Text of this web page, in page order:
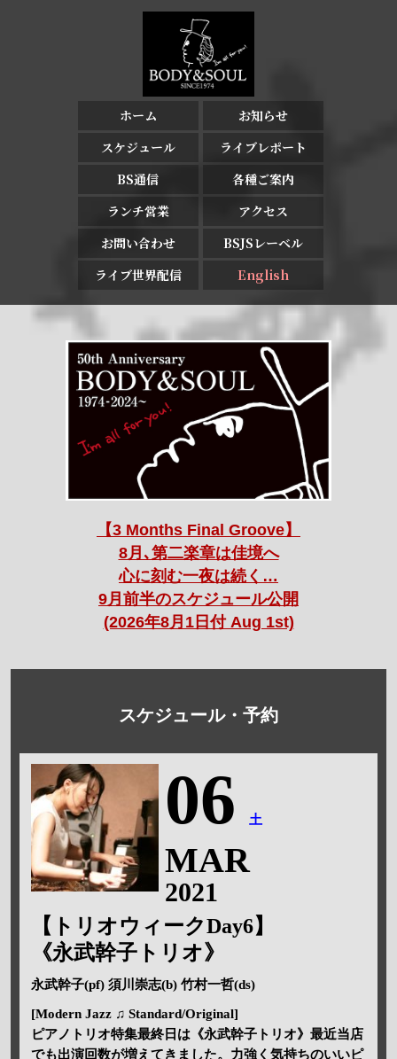
ホーム
お知らせ
スケジュール
ライブレポート
BS通信
各種ご案内
ランチ営業
アクセス
お問い合わせ
BSJSレーベル
ライブ世界配信
English
【3 Months Final Groove】
8月､第二楽章は佳境へ
心に刻む一夜は続く…
9月前半のスケジュール公開
(2026年8月1日付 Aug 1st)
スケジュール・予約
06 土
MAR
2021
【トリオウィークDay6】
《永武幹子トリオ》
永武幹子(pf) 須川崇志(b) 竹村一哲(ds)
[Modern Jazz ♫ Standard/Original]
ピアノトリオ特集最終日は《永武幹子トリオ》最近当店
でも出演回数が増えてきました。力強く気持ちのいいピ